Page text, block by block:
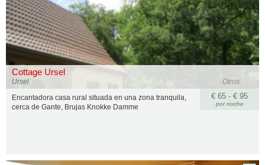
Cottage Ursel
Otros
Ursel
€ 65 - € 95
por noche
Encantadora casa rural situada en una zona tranquila,
cerca de Gante, Brujas Knokke Damme